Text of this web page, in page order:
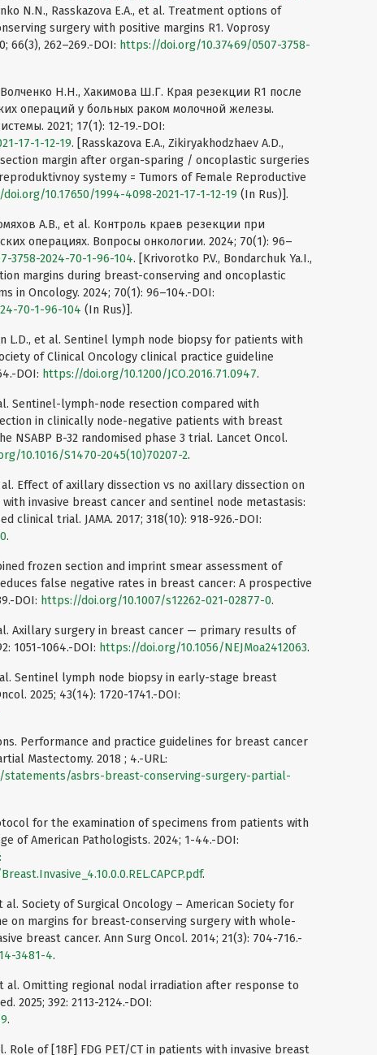
N.N., Rasskazova E.A., et al. Treatment options of
surgery with positive margins R1. Voprosy
66(3), 262–269.-DOI: https://doi.org/10.37469/0507-3758-
Н.Н., Хакимова Ш.Г. Края резекции R1 после
операций у больных раком молочной железы.
2021; 17(1): 12-19.-DOI:
17-1-12-19. [Rasskazova E.A., Zikiryakhodzhaev A.D.,
margin after organ-sparing / oncoplastic surgeries
systemy = Tumors of Female Reproductive
10.17650/1994-4098-2021-17-1-12-19 (In Rus)].
А.В., et al. Контроль краев резекции при
операциях. Вопросы онкологии. 2024; 70(1): 96–
3758-2024-70-1-96-104. [Krivorotko P.V., Bondarchuk Ya.I.,
margins during breast-conserving and oncoplastic
in Oncology. 2024; 70(1): 96–104.-DOI:
70-1-96-104 (In Rus)].
L.D., et al. Sentinel lymph node biopsy for patients with
of Clinical Oncology clinical practice guideline
DOI: https://doi.org/10.1200/JCO.2016.71.0947.
al. Sentinel-lymph-node resection compared with
in clinically node-negative patients with breast
NSABP B-32 randomised phase 3 trial. Lancet Oncol.
10.1016/S1470-2045(10)70207-2.
al. Effect of axillary dissection vs no axillary dissection on
invasive breast cancer and sentinel node metastasis:
clinical trial. JAMA. 2017; 318(10): 918-926.-DOI:
.
frozen section and imprint smear assessment of
false negative rates in breast cancer: A prospective
DOI: https://doi.org/10.1007/s12262-021-02877-0.
al. Axillary surgery in breast cancer — primary results of
1051-1064.-DOI: https://doi.org/10.1056/NEJMoa2412063.
al. Sentinel lymph node biopsy in early-stage breast
2025; 43(14): 1720-1741.-DOI:
Performance and practice guidelines for breast cancer
Mastectomy. 2018 ; 4.-URL:
asbrs-breast-conserving-surgery-partial-
for the examination of specimens from patients with
of American Pathologists. 2024; 1-44.-DOI:
.
al. Society of Surgical Oncology – American Society for
on margins for breast-conserving surgery with whole-
breast cancer. Ann Surg Oncol. 2014; 21(3): 704-716.-
3481-4.
et al. Omitting regional nodal irradiation after response to
2025; 392: 2113-2124.-DOI:
.
Role of [18F] FDG PET/CT in patients with invasive breast